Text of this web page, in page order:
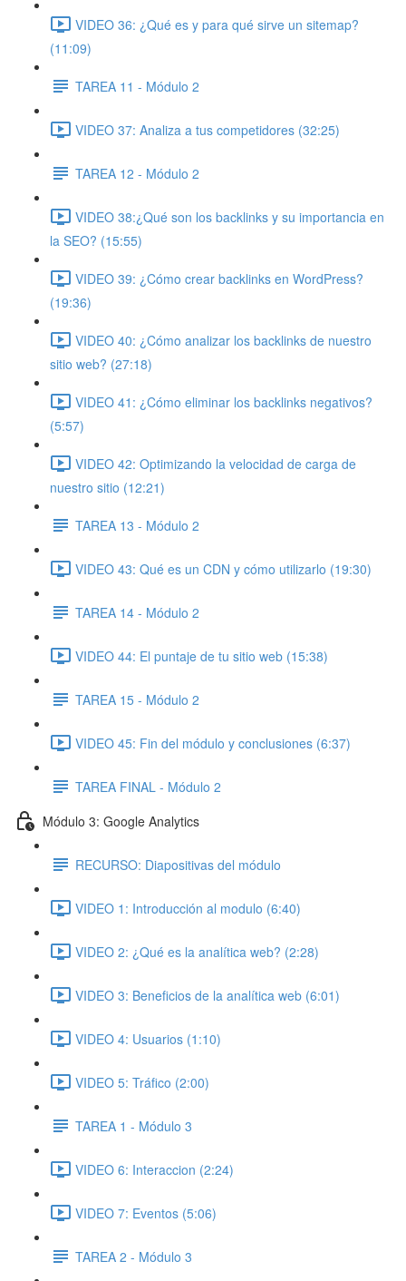
VIDEO 36: ¿Qué es y para qué sirve un sitemap?
(11:09)
TAREA 11 - Módulo 2
VIDEO 37: Analiza a tus competidores (32:25)
TAREA 12 - Módulo 2
VIDEO 38:¿Qué son los backlinks y su importancia en
la SEO? (15:55)
VIDEO 39: ¿Cómo crear backlinks en WordPress?
(19:36)
VIDEO 40: ¿Cómo analizar los backlinks de nuestro
sitio web? (27:18)
VIDEO 41: ¿Cómo eliminar los backlinks negativos?
(5:57)
VIDEO 42: Optimizando la velocidad de carga de
nuestro sitio (12:21)
TAREA 13 - Módulo 2
VIDEO 43: Qué es un CDN y cómo utilizarlo (19:30)
TAREA 14 - Módulo 2
VIDEO 44: El puntaje de tu sitio web (15:38)
TAREA 15 - Módulo 2
VIDEO 45: Fin del módulo y conclusiones (6:37)
TAREA FINAL - Módulo 2
Módulo 3: Google Analytics
RECURSO: Diapositivas del módulo
VIDEO 1: Introducción al modulo (6:40)
VIDEO 2: ¿Qué es la analítica web? (2:28)
VIDEO 3: Beneficios de la analítica web (6:01)
VIDEO 4: Usuarios (1:10)
VIDEO 5: Tráfico (2:00)
TAREA 1 - Módulo 3
VIDEO 6: Interaccion (2:24)
VIDEO 7: Eventos (5:06)
TAREA 2 - Módulo 3